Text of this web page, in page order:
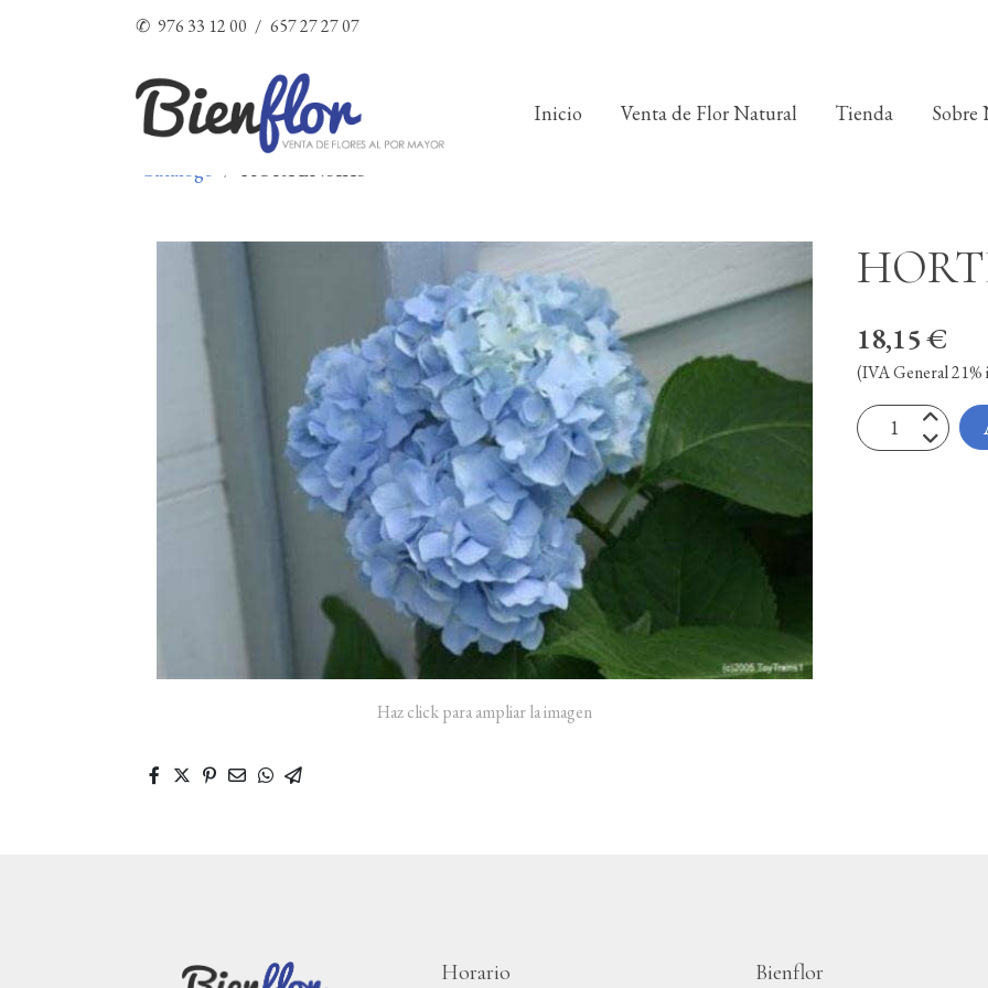
✆ 976 33 12 00 / 657 27 27 07
Inicio Venta de Flor Natural Tienda Sobre
Catálogo HORTENSIAS
Haz click para ampliar la imagen
18,15 €
(IVA General 21%
Horario Bienflor